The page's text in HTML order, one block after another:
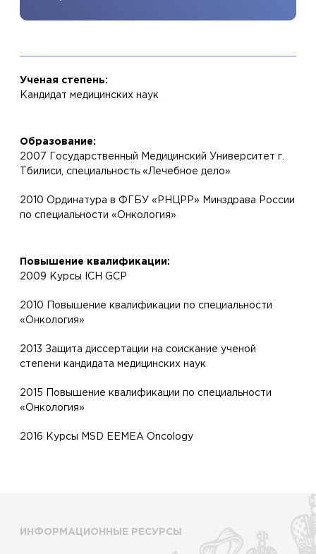
Ученая степень:
Кандидат медицинских наук
Образование:
2007 Государственный Медицинский Университет г.
Тбилиси, специальность «Лечебное дело»
2010 Ординатура в ФГБУ «РНЦРР» Минздрава России
по специальности «Онкология»
Повышение квалификации:
2009 Курсы ICH GCP
2010 Повышение квалификации по специальности
«Онкология»
2013 Защита диссертации на соискание ученой
степени кандидата медицинских наук
2015 Повышение квалификации по специальности
«Онкология»
2016 Курсы MSD EEMEA Oncology
ИНФОРМАЦИОННЫЕ РЕСУРСЫ